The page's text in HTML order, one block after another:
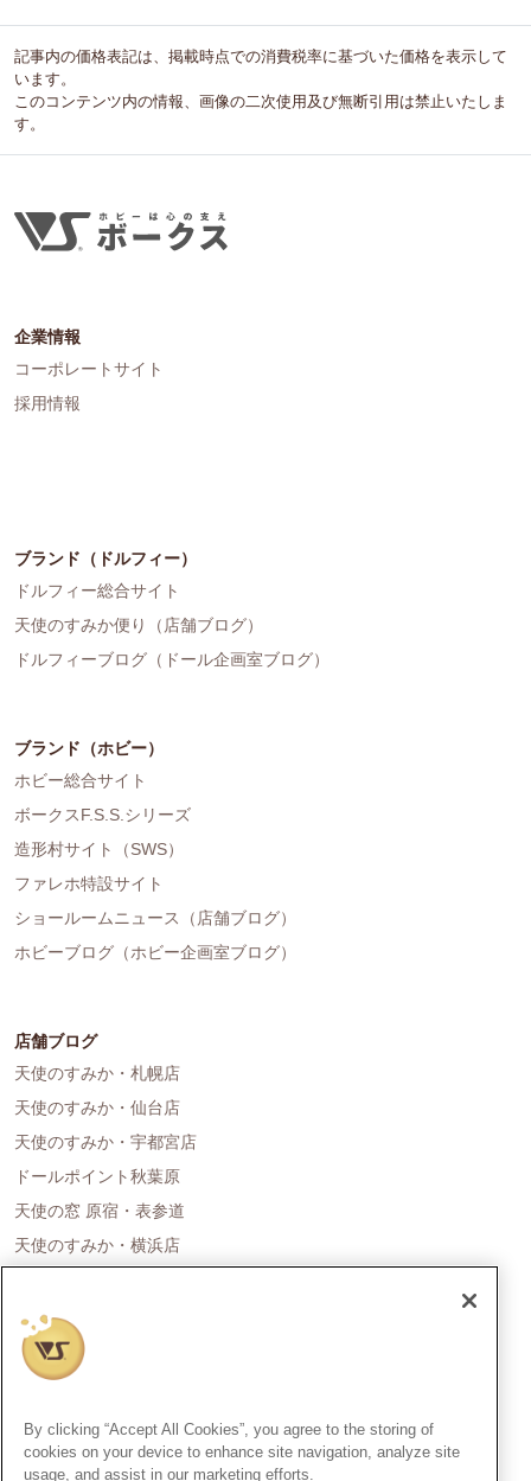
記事内の価格表記は、掲載時点での消費税率に基づいた価格を表示して
います。
このコンテンツ内の情報、画像の二次使用及び無断引用は禁止いたしま
す。
企業情報
コーポレートサイト
採用情報
ブランド（ドルフィー）
ドルフィー総合サイト
天使のすみか便り（店舗ブログ）
ドルフィーブログ（ドール企画室ブログ）
ブランド（ホビー）
ホビー総合サイト
ボークスF.S.S.シリーズ
造形村サイト（SWS）
ファレホ特設サイト
ショールームニュース（店舗ブログ）
ホビーブログ（ホビー企画室ブログ）
店舗ブログ
天使のすみか・札幌店
天使のすみか・仙台店
天使のすみか・宇都宮店
ドールポイント秋葉原
天使の窓 原宿・表参道
天使のすみか・横浜店
天使の里 霞中庵
ドールポイント大阪
天使のすみか・神戸店
天使のすみか・福岡店
By clicking “Accept All Cookies”, you agree to the storing of
cookies on your device to enhance site navigation, analyze site
usage, and assist in our marketing efforts.